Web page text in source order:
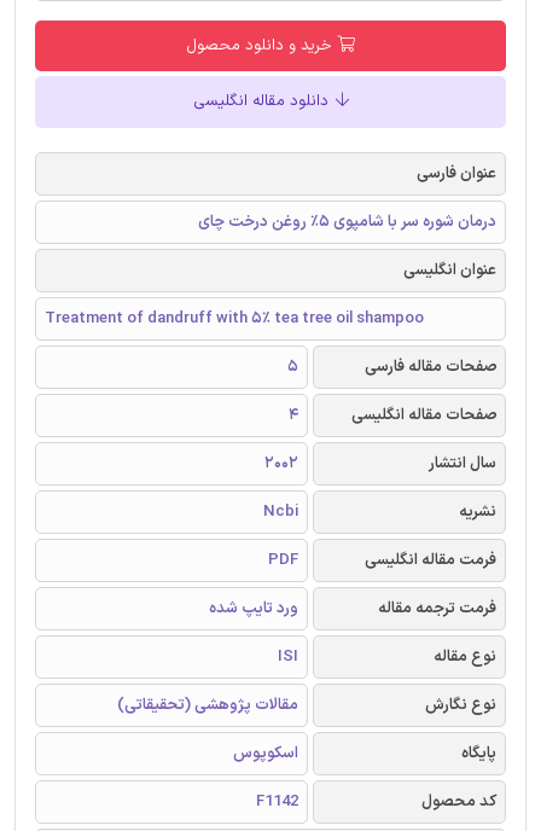
خرید و دانلود محصول
دانلود مقاله انگلیسی
عنوان فارسی
درمان شوره سر با شامپوی 5٪ روغن درخت چای
عنوان انگلیسی
Treatment of dandruff with 5% tea tree oil shampoo
صفحات مقاله فارسی
5
صفحات مقاله انگلیسی
4
سال انتشار
2002
نشریه
Ncbi
فرمت مقاله انگلیسی
PDF
فرمت ترجمه مقاله
ورد تایپ شده
نوع مقاله
ISI
نوع نگارش
مقالات پژوهشی (تحقیقاتی)
پایگاه
اسکوپوس
کد محصول
F1142